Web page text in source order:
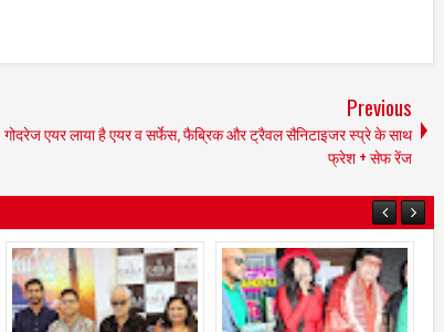
Previous
गोदरेज एयर लाया है एयर व सर्फेस, फैब्रिक और ट्रैवल सैनिटाइजर स्‍प्रे के साथ
फ्रेश + सेफ रेंज